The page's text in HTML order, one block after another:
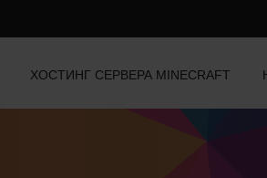
ХОСТИНГ СЕРВЕРА MINECRAFT